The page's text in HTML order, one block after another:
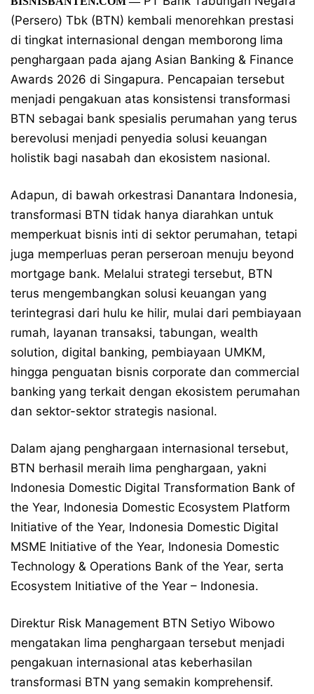
(Persero) Tbk (BTN) kembali menorehkan prestasi
di tingkat internasional dengan memborong lima
penghargaan pada ajang Asian Banking & Finance
Awards 2026 di Singapura. Pencapaian tersebut
menjadi pengakuan atas konsistensi transformasi
BTN sebagai bank spesialis perumahan yang terus
berevolusi menjadi penyedia solusi keuangan
holistik bagi nasabah dan ekosistem nasional.
Adapun, di bawah orkestrasi Danantara Indonesia,
transformasi BTN tidak hanya diarahkan untuk
memperkuat bisnis inti di sektor perumahan, tetapi
juga memperluas peran perseroan menuju beyond
mortgage bank. Melalui strategi tersebut, BTN
terus mengembangkan solusi keuangan yang
terintegrasi dari hulu ke hilir, mulai dari pembiayaan
rumah, layanan transaksi, tabungan, wealth
solution, digital banking, pembiayaan UMKM,
hingga penguatan bisnis corporate dan commercial
banking yang terkait dengan ekosistem perumahan
dan sektor-sektor strategis nasional.
Dalam ajang penghargaan internasional tersebut,
BTN berhasil meraih lima penghargaan, yakni
Indonesia Domestic Digital Transformation Bank of
the Year, Indonesia Domestic Ecosystem Platform
Initiative of the Year, Indonesia Domestic Digital
MSME Initiative of the Year, Indonesia Domestic
Technology & Operations Bank of the Year, serta
Ecosystem Initiative of the Year – Indonesia.
Direktur Risk Management BTN Setiyo Wibowo
mengatakan lima penghargaan tersebut menjadi
pengakuan internasional atas keberhasilan
transformasi BTN yang semakin komprehensif.